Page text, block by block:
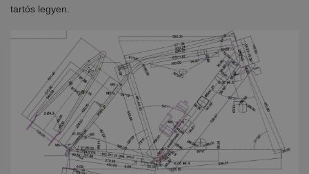
tartós legyen.